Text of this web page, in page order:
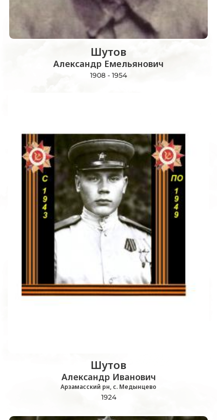
Шутов
Александр Емельянович
1908 - 1954
Шутов
Александр Иванович
Арзамасский рн, с. Медынцево
1924